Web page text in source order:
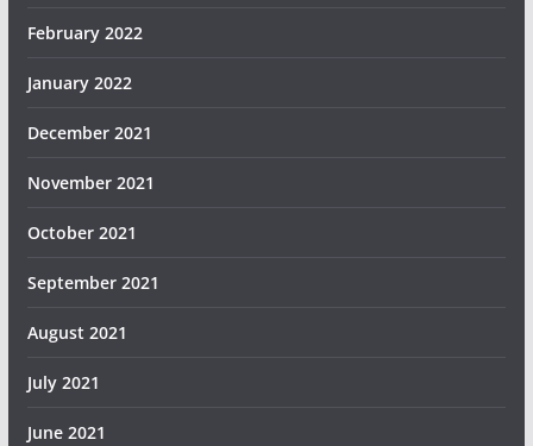
February 2022
January 2022
December 2021
November 2021
October 2021
September 2021
August 2021
July 2021
June 2021